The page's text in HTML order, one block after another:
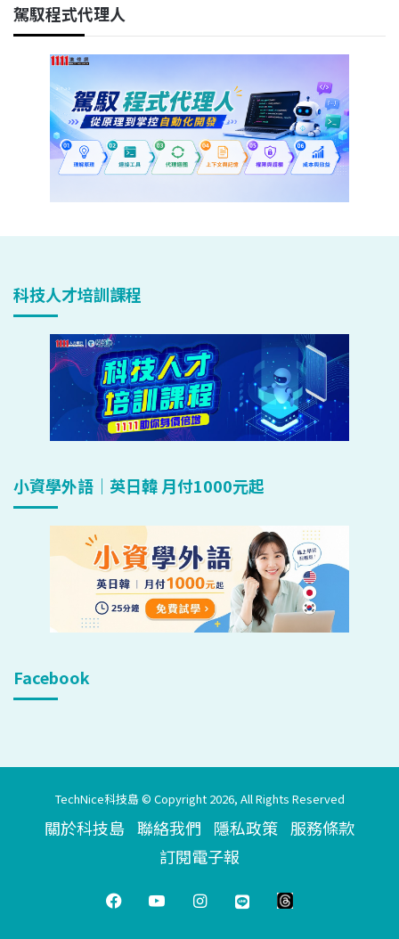
駕馭程式代理人
科技人才培訓課程
小資學外語｜英日韓 月付1000元起
Facebook
TechNice科技島 © Copyright 2026, All Rights Reserved
關於科技島 聯絡我們 隱私政策 服務條款
訂閱電子報